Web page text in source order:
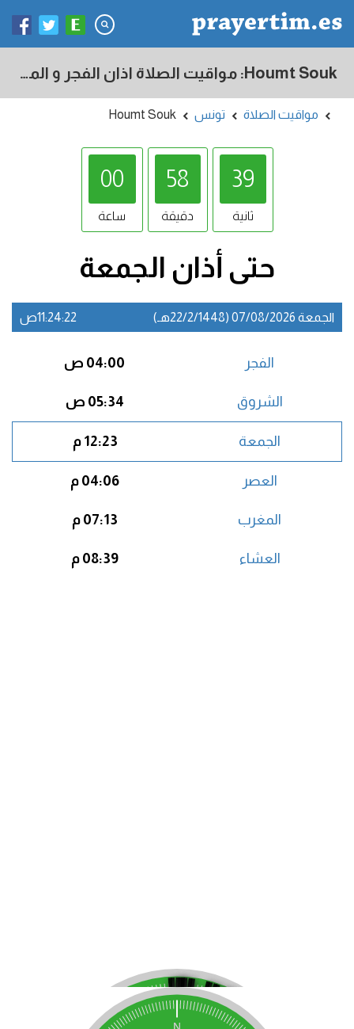
Houmt Souk: مواقيت الصلاة اذان الفجر و المغرب في اليوم - تونس
مواقيت الصلاة تونس Houmt Souk
00
ساعة
58
دقيقة
38
ثانية
حتى أذان الجمعة
الجمعة 07/08/2026 (22/2/1448هـ) 11:24:22ص
الفجر 04:00 ص
الشروق 05:34 ص
الجمعة 12:23 م
العصر 04:06 م
المغرب 07:13 م
العشاء 08:39 م